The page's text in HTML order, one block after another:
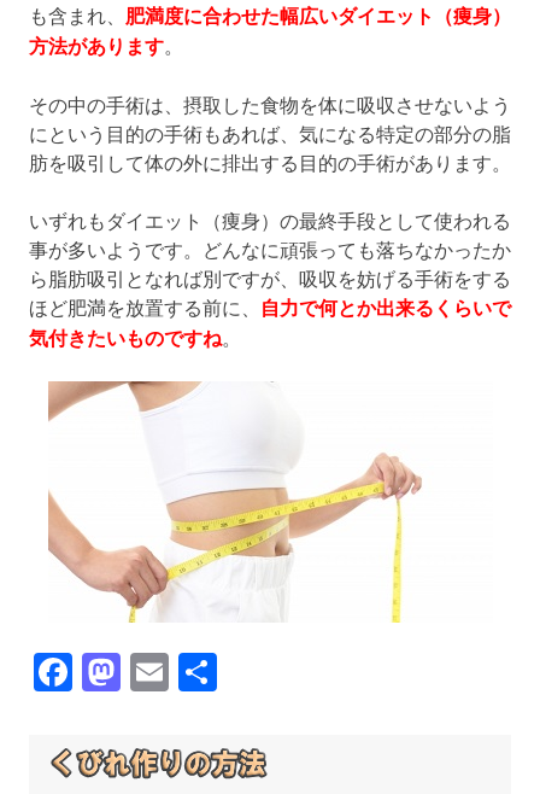
も含まれ、 肥満度に合わせた幅広いダイエット（痩身）
方法があります
その中の手術は、摂取した食物を体に吸収させないよう
にという目的の手術もあれば、気になる特定の部分の脂
肪を吸引して体の外に排出する目的の手術があります。
いずれもダイエット（痩身）の最終手段として使われる
事が多いようです。どんなに頑張っても落ちなかったか
ら脂肪吸引となれば別ですが、吸収を妨げる手術をする
ほど肥満を放置する前に、 自力で何とか出来るくらいで
気付きたいものですね
Facebook
Mastodon
Email